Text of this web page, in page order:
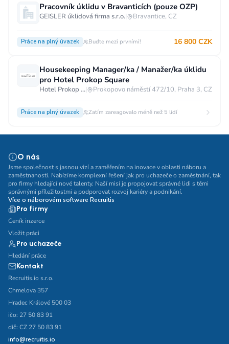
Pracovník úklidu v Bravanticích (pouze OZP)
GEISLER úklidová firma s.r.o.| Bravantice, CZ
Práce na plný úvazek Buďte mezi prvními! 16 800 CZK
Housekeeping Manager/ka / Manažer/ka úklidu
pro Hotel Prokop Square
Hotel Prokop Square****| Prokopovo náměstí 472/10, Praha 3, CZ
Práce na plný úvazek Zatím zareagovalo méně než 5 lidí
O nás
Jsme společnost s jasnou vizí a zaměřením na inovace v oblasti náboru a
zaměstnanosti. Nabízíme komplexní řešení jak pro uchazeče o zaměstnání, tak
pro firmy hledající nové talenty. Naší misí je propojovat správné lidi s těmi
správnými příležitostmi a podporovat rozvoj kariéry a podnikání.
Více o náborovém software Recruitis
Pro firmy
Ceník inzerce
Vložit práci
Pro uchazeče
Hledání práce
Kontakt
Recruitis.io s.r.o.
Chmelova 357
Hradec Králové 500 03
ičo: 27 50 83 91
dič: CZ 27 50 83 91
info@recruitis.io